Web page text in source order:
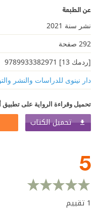
عن الطبعة
نشر سنة 2021
292 صفحة
[ردمك 13] 9789933382971
دار نينوى للدراسات والنشر
تحميل وقراءة الرواية على تطبيق
تحميل الكتاب
5
1 تقييم